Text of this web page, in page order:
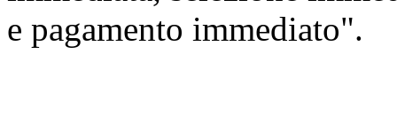
e pagamento immediato".